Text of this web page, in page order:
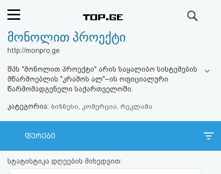
რეიტინგი
ფოსტა
კითხვა-
პასუხი
ავტორიზაცია
მონოლით პროექტი
http://monpro.ge
შპს "მონოლით პროექტი" არის საყალიბო სისტემების
მწარმოებლის "კრამოს ალ"–ის ოფიციალური
წარმომადგენელი საქართველოში.
კატეგორია: ბიზნესი, კომერცია, რეკლამა
ფერები
სტატისტიკა დღეების მიხედვით: